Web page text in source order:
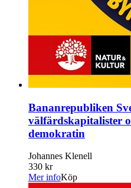
Bananrepubliken
välfärdskapitalister
demokratin
Johannes Klenell
330 kr
Mer infoKöp